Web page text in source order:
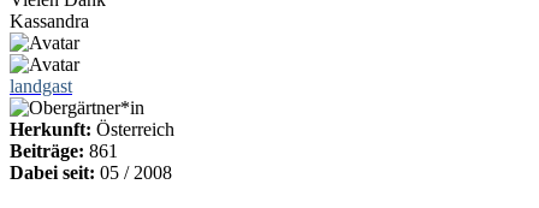
Kassandra
landgast
Herkunft: Österreich
Beiträge: 861
Dabei seit: 05 / 2008